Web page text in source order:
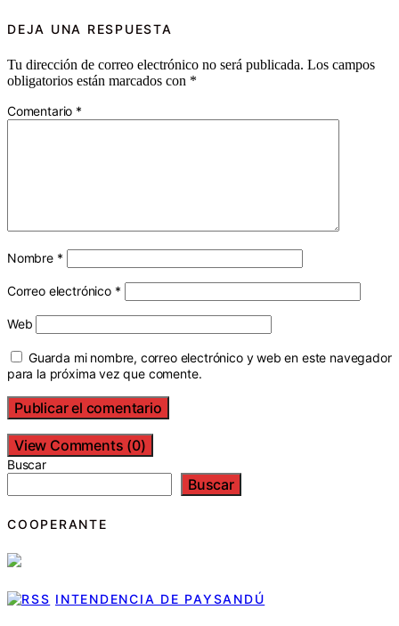
DEJA UNA RESPUESTA
Tu dirección de correo electrónico no será publicada. Los campos
obligatorios están marcados con *
Comentario *
Nombre *
Correo electrónico *
Web
Guarda mi nombre, correo electrónico y web en este navegador
para la próxima vez que comente.
View Comments (0)
Buscar
Buscar
COOPERANTE
INTENDENCIA DE PAYSANDÚ